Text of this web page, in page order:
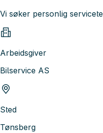
Vi søker personlig
Arbeidsgiver
Bilservice AS
Sted
Tønsberg